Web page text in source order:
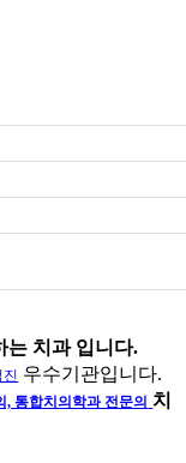
는 치과 입니다.
진 우수기관입니다.
통합치의학과 전문의 치